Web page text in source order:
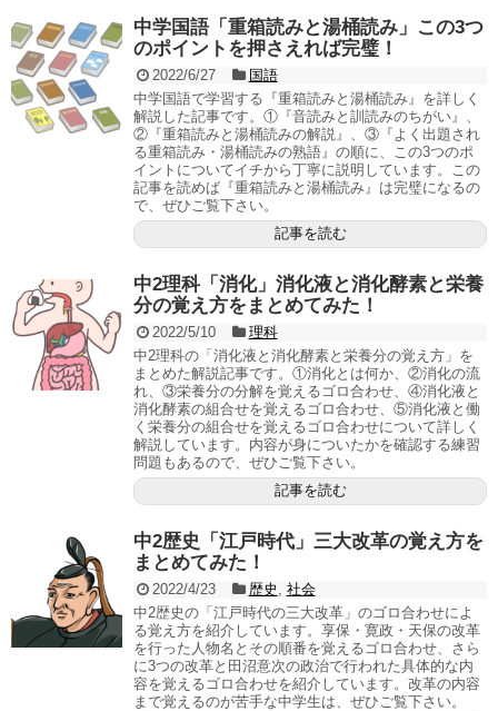
中学国語「重箱読みと湯桶読み」この3つ
のポイントを押さえれば完璧！
2022/6/27
国語
中学国語で学習する『重箱読みと湯桶読み』を詳しく
解説した記事です。①『音読みと訓読みのちがい』、
②『重箱読みと湯桶読みの解説』、③『よく出題され
る重箱読み・湯桶読みの熟語』の順に、この3つのポ
イントについてイチから丁寧に説明しています。この
記事を読めば『重箱読みと湯桶読み』は完璧になるの
で、ぜひご覧下さい。
記事を読む
中2理科「消化」消化液と消化酵素と栄養
分の覚え方をまとめてみた！
2022/5/10
理科
中2理科の「消化液と消化酵素と栄養分の覚え方」を
まとめた解説記事です。①消化とは何か、②消化の流
れ、③栄養分の分解を覚えるゴロ合わせ、④消化液と
消化酵素の組合せを覚えるゴロ合わせ、⑤消化液と働
く栄養分の組合せを覚えるゴロ合わせについて詳しく
解説しています。内容が身についたかを確認する練習
問題もあるので、ぜひご覧下さい。
記事を読む
中2歴史「江戸時代」三大改革の覚え方を
まとめてみた！
2022/4/23 歴史 , 社会
中2歴史の「江戸時代の三大改革」のゴロ合わせによ
る覚え方を紹介しています。享保・寛政・天保の改革
を行った人物名とその順番を覚えるゴロ合わせ、さら
に3つの改革と田沼意次の政治で行われた具体的な内
容を覚えるゴロ合わせを紹介しています。改革の内容
まで覚えるのが苦手な中学生は、ぜひご覧下さい。